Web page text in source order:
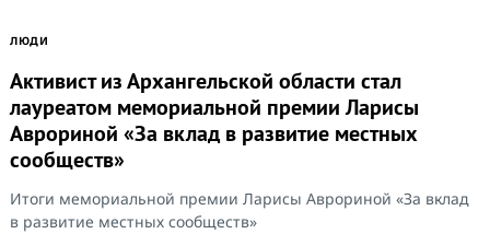
ЛЮДИ
Активист из Архангельской области стал
лауреатом мемориальной премии Ларисы
Аврориной «За вклад в развитие местных
сообществ»
Итоги мемориальной премии Ларисы Аврориной «За вклад
в развитие местных сообществ»